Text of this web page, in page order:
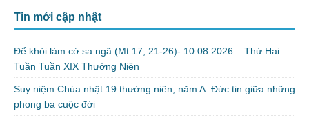
Tin mới cập nhật
Để khỏi làm cớ sa ngã (Mt 17, 21-26)- 10.08.2026 – Thứ Hai
Tuần Tuần XIX Thường Niên
Suy niệm Chúa nhật 19 thường niên, năm A: Đức tin giữa những
phong ba cuộc đời